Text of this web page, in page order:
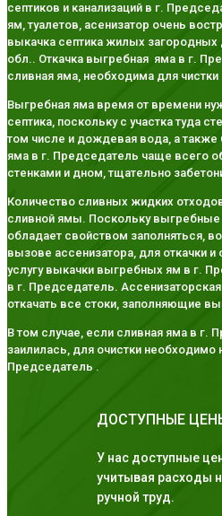
септиков и канализаций в г.
ям, туалетов, асенизатор очень
выкачка септика жилых загородных
обл.. Откачка выгребная яма в г.
сливная яма, необходима для чистки
Выгребная яма время от времени
септика, поскольку с участка туда
том числе и дождевая вода, а
яма в г. Председатель чаще всего
стенками и дном, тщательно
Количество сливных жидких
сливной ямы. Поскольку
обладает свойством заполняться,
вызове ассенизатора, для откачки и
услугу выкачки выгребных ям в г.
в г. Председатель.
откачать все стоки, заполняющие
В том случае, если сливная яма в г.
заилилась, для очистки необходимо
Председатель .
ДОСТУПНЫЕ
У нас доступные
учитывая расходы
ручной труд.